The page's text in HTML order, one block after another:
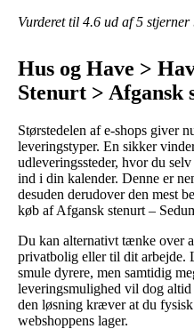
Vurderet til 4.6 ud af 5 stjerner
Hus og Have >
Stenurt > Afgansk
Størstedelen af e-shops giver
leveringstyper. En sikker
udleveringssteder, hvor du
ind i din kalender. Denne er
desuden derudover den mest
køb af Afgansk stenurt –
Du kan alternativt tænke over
privatbolig eller til dit arbejde.
smule dyrere, men samtidig
leveringsmulighed vil dog
den løsning kræver at du
webshoppens lager.